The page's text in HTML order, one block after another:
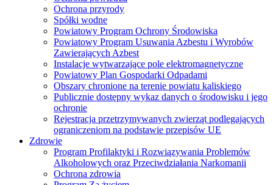
Ochrona przyrody
Spółki wodne
Powiatowy Program Ochrony Środowiska
Powiatowy Program Usuwania Azbestu i Wyrobów
Zawierających Azbest
Instalacje wytwarzające pole elektromagnetyczne
Powiatowy Plan Gospodarki Odpadami
Obszary chronione na terenie powiatu kaliskiego
Publicznie dostępny wykaz danych o środowisku i jego
ochronie
Rejestracja przetrzymywanych zwierząt podlegających
ograniczeniom na podstawie przepisów UE
Zdrowie
Program Profilaktyki i Rozwiązywania Problemów
Alkoholowych oraz Przeciwdziałania Narkomanii
Ochrona zdrowia